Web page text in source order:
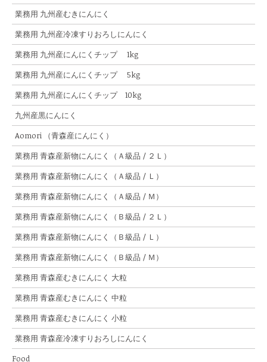
業務用 九州産むきにんにく
業務用 九州産冷凍すりおろしにんにく
業務用 九州産にんにくチップ 1kg
業務用 九州産にんにくチップ 5kg
業務用 九州産にんにくチップ 10kg
九州産黒にんにく
Aomori （青森産にんにく）
業務用 青森産新物にんにく（Ａ級品 / ２Ｌ）
業務用 青森産新物にんにく（Ａ級品 / Ｌ）
業務用 青森産新物にんにく（Ａ級品 / Ｍ）
業務用 青森産新物にんにく（Ｂ級品 / ２Ｌ）
業務用 青森産新物にんにく（Ｂ級品 / Ｌ）
業務用 青森産新物にんにく（Ｂ級品 / Ｍ）
業務用 青森産むきにんにく 大粒
業務用 青森産むきにんにく 中粒
業務用 青森産むきにんにく 小粒
業務用 青森産冷凍すりおろしにんにく
Food